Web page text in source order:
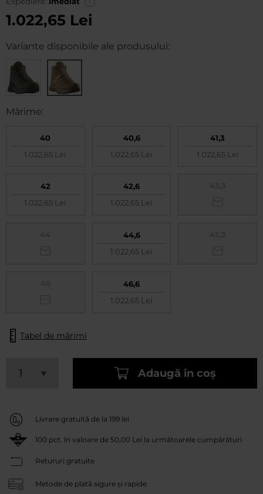
1.022,65 Lei
Variante disponibile ale produsului:
Mărime:
40
1.022,65 Lei
40,6
1.022,65 Lei
41,3
1.022,65 Lei
42
1.022,65 Lei
42,6
1.022,65 Lei
44,6
1.022,65 Lei
46,6
1.022,65 Lei
Tabel de mărimi
Adaugă în coș
Livrare gratuită de la 199 lei
100 pct. în valoare de 50,00 Lei la următoarele cumpărături
Retururi gratuite
Metode de plată sigure și rapide